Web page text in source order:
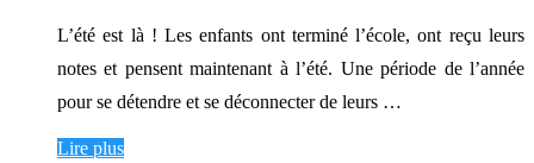
L’été est là ! Les enfants ont terminé l’école, ont reçu leurs
notes et pensent maintenant à l’été. Une période de l’année
pour se détendre et se déconnecter de leurs …
Lire plus